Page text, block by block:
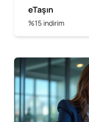
eTaşın
%15 indirim